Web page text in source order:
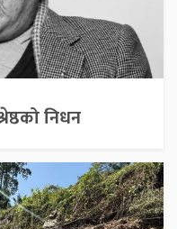
निधन